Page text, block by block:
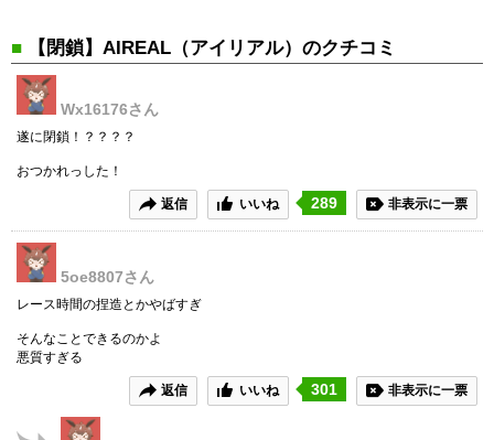
■ 【閉鎖】AIREAL（アイリアル）のクチコミ
Wx16176さん
遂に閉鎖！？？？？
おつかれっした！
返信 いいね 289 非表示に一票
5oe8807さん
レース時間の捏造とかやばすぎ
そんなことできるのかよ
悪質すぎる
返信 いいね 301 非表示に一票